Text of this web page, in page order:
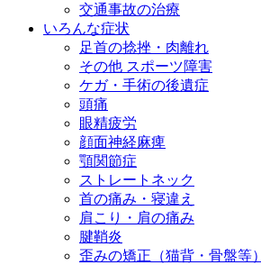
交通事故の治療
いろんな症状
足首の捻挫・肉離れ
その他 スポーツ障害
ケガ・手術の後遺症
頭痛
眼精疲労
顔面神経麻痺
顎関節症
ストレートネック
首の痛み・寝違え
肩こり・肩の痛み
腱鞘炎
歪みの矯正（猫背・骨盤等）